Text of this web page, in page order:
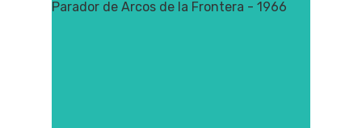
Parador de Arcos de la Frontera - 1966